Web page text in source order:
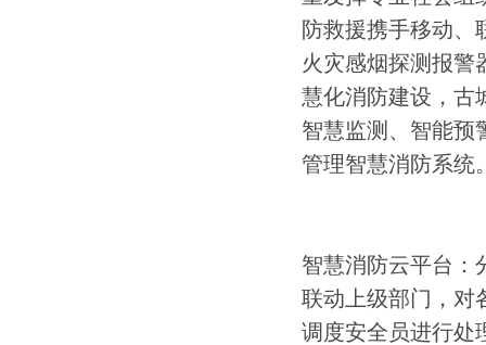
防救援携手移动、
火灾感烟探测报警
慧化消防建设，古
智慧监测、智能预
管理智慧消防系统
智慧消防云平台：
联动上级部门，对
调度安全员进行处